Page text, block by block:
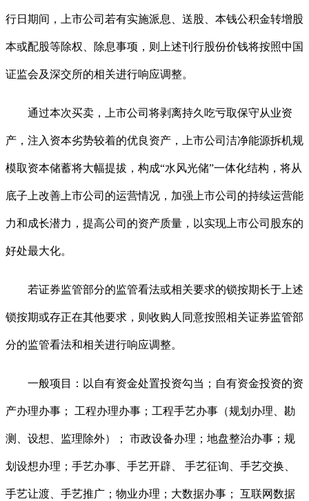
行日期间，上市公司若有实施派息、送股、本钱公积金转增股
本或配股等除权、除息事项，则上述刊行股份价钱将按照中国
证监会及深交所的相关进行响应调整。
通过本次买卖，上市公司将剥离持久吃亏取保守从业资
产，注入资本劣势较着的优良资产，上市公司洁净能源拆机规
模取资本储蓄将大幅提拔，构成“水风光储”一体化结构，将从
底子上改善上市公司的运营情况，加强上市公司的持续运营能
力和成长潜力，提高公司的资产质量，以实现上市公司股东的
好处最大化。
若证券监管部分的监管看法或相关要求的锁按期长于上述
锁按期或存正在其他要求，则收购人同意按照相关证券监管部
分的监管看法和相关进行响应调整。
一般项目：以自有资金处置投资勾当；自有资金投资的资
产办理办事； 工程办理办事；工程手艺办事（规划办理、勘
测、设想、监理除外）； 市政设备办理；地盘整治办事；规
划设想办理；手艺办事、手艺开辟、 手艺征询、手艺交换、
手艺让渡、手艺推广；物业办理；大数据办事； 互联网数据